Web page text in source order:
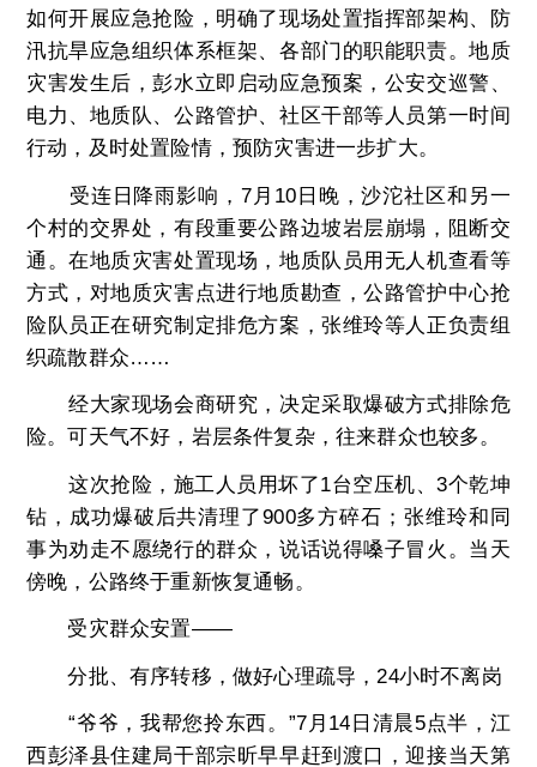
如何开展应急抢险，明确了现场处置指挥部架构、防
汛抗旱应急组织体系框架、各部门的职能职责。地质
灾害发生后，彭水立即启动应急预案，公安交巡警、
电力、地质队、公路管护、社区干部等人员第一时间
行动，及时处置险情，预防灾害进一步扩大。
受连日降雨影响，7月10日晚，沙沱社区和另一
个村的交界处，有段重要公路边坡岩层崩塌，阻断交
通。在地质灾害处置现场，地质队员用无人机查看等
方式，对地质灾害点进行地质勘查，公路管护中心抢
险队员正在研究制定排危方案，张维玲等人正负责组
织疏散群众……
经大家现场会商研究，决定采取爆破方式排除危
险。可天气不好，岩层条件复杂，往来群众也较多。
这次抢险，施工人员用坏了1台空压机、3个乾坤
钻，成功爆破后共清理了900多方碎石；张维玲和同
事为劝走不愿绕行的群众，说话说得嗓子冒火。当天
傍晚，公路终于重新恢复通畅。
受灾群众安置——
分批、有序转移，做好心理疏导，24小时不离岗
“爷爷，我帮您拎东西。”7月14日清晨5点半，江
西彭泽县住建局干部宗昕早早赶到渡口，迎接当天第